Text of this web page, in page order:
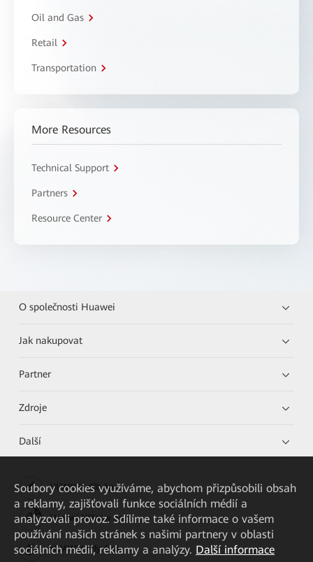
Oil and Gas
Retail
Transportation
More Resources
Technical Support
Partners
Resource Center
O společnosti Huawei
Jak nakupovat
Partner
Zdroje
Další
HUAWEI eKit App
Huawei HiKnow App
HUAWEI eFly App
Soubory cookies využíváme, abychom přizpůsobili obsah
a reklamy, zajišťovali funkce sociálních médií a
analyzovali provoz. Sdílíme také informace o vašem
používání našich stránek s našimi partnery v oblasti
sociálních médií, reklamy a analýzy. Další informace